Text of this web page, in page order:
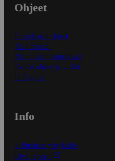
Ohjeet
Ensitilaajan ohjeet
Näin maksat
Näin tilaat ja muokkaat
Kaikki ohjeet ja vinkit
In English
Info
S-Business yrityksille
Oiva-raportit